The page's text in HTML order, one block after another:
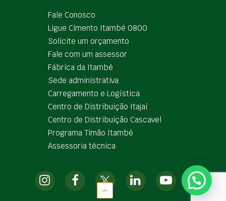
Fale Conosco
Ligue Cimento Itambé 0800
Solicite um orçamento
Fale com um assessor
Fábrica da Itambé
Sede administrativa
Carregamento e Logística
Centro de Distribuição Itajaí
Centro de Distribuição Cascavel
Programa Timão Itambé
Assessoria técnica